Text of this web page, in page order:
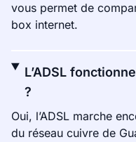
vous permet de
box internet.
L’ADSL
?
Oui, l’ADSL marche
du réseau cuivre de